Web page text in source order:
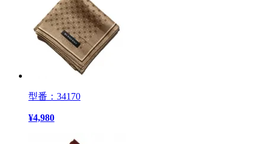
型番：34170
¥4,980